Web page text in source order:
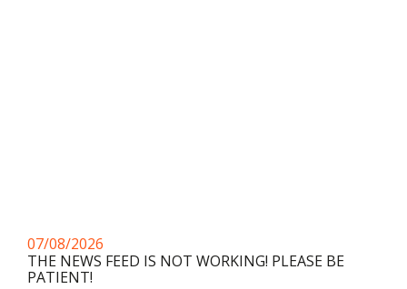
07/08/2026
THE NEWS FEED IS NOT WORKING! PLEASE BE
PATIENT!